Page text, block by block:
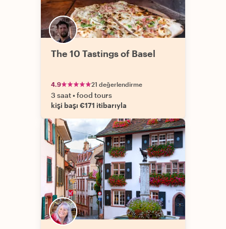
The 10 Tastings of Basel
4.9 21 değerlendirme
3 saat•food tours
kişi başı €171 itibarıyla